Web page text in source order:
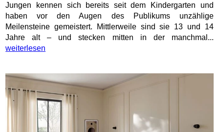
Jungen kennen sich bereits seit dem Kindergarten und
haben vor den Augen des Publikums unzählige
Meilensteine gemeistert. Mittlerweile sind sie 13 und 14
Jahre alt – und stecken mitten in der manchmal...
weiterlesen